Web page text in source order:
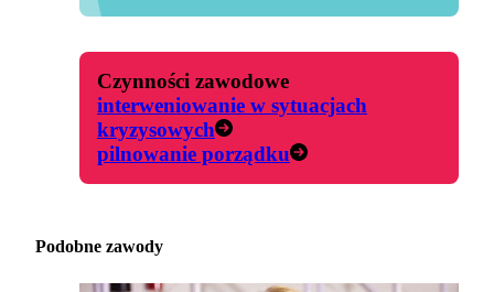
Czynności zawodowe
interweniowanie w sytuacjach
kryzysowych
pilnowanie porządku
Podobne zawody